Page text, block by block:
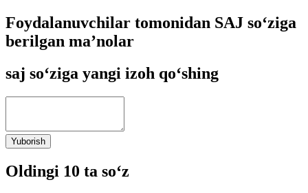
Foydalanuvchilar tomonidan SAJ so‘ziga
berilgan ma’nolar
saj so‘ziga yangi izoh qo‘shing
Yuborish
Oldingi 10 ta so‘z